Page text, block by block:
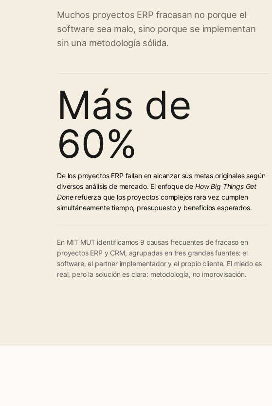
Muchos proyectos ERP fracasan no porque el
software sea malo, sino porque se implementan
sin una metodología sólida.
Más de
60%
De los proyectos ERP fallan en alcanzar sus metas originales según
diversos análisis de mercado. El enfoque de How Big Things Get
Donerefuerza que los proyectos complejos rara vez cumplen
simultáneamente tiempo, presupuesto y beneficios esperados.
En MIT MUT identificamos 9 causas frecuentes de fracaso en
proyectos ERP y CRM, agrupadas en tres grandes fuentes: el
software, el partner implementador y el propio cliente. El miedo es
real, pero la solución es clara: metodología, no improvisación.